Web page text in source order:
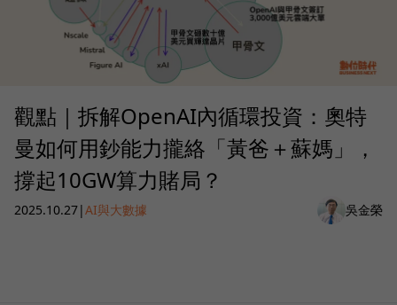
觀點｜拆解OpenAI內循環投資：奧特
曼如何用鈔能力攏絡「黃爸＋蘇媽」，
撐起10GW算力賭局？
2025.10.27|AI與大數據 吳金榮